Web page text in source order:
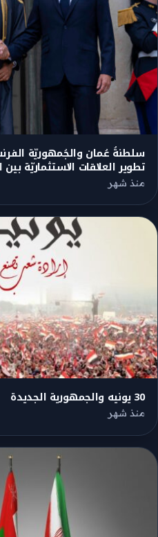
سلطنةُ عُمان والجُمهوريّة
تطوير العلاقات الاستثماريّة بين
منذ شهر
30 يونيه والجمهورية الجديدة
منذ شهر